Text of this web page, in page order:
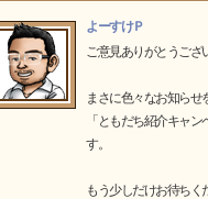
よーすけＰ
ご意見ありがとうござ
まさに色々なお知らせ
「ともだち紹介キャ
す。
もう少しだけお待ちく